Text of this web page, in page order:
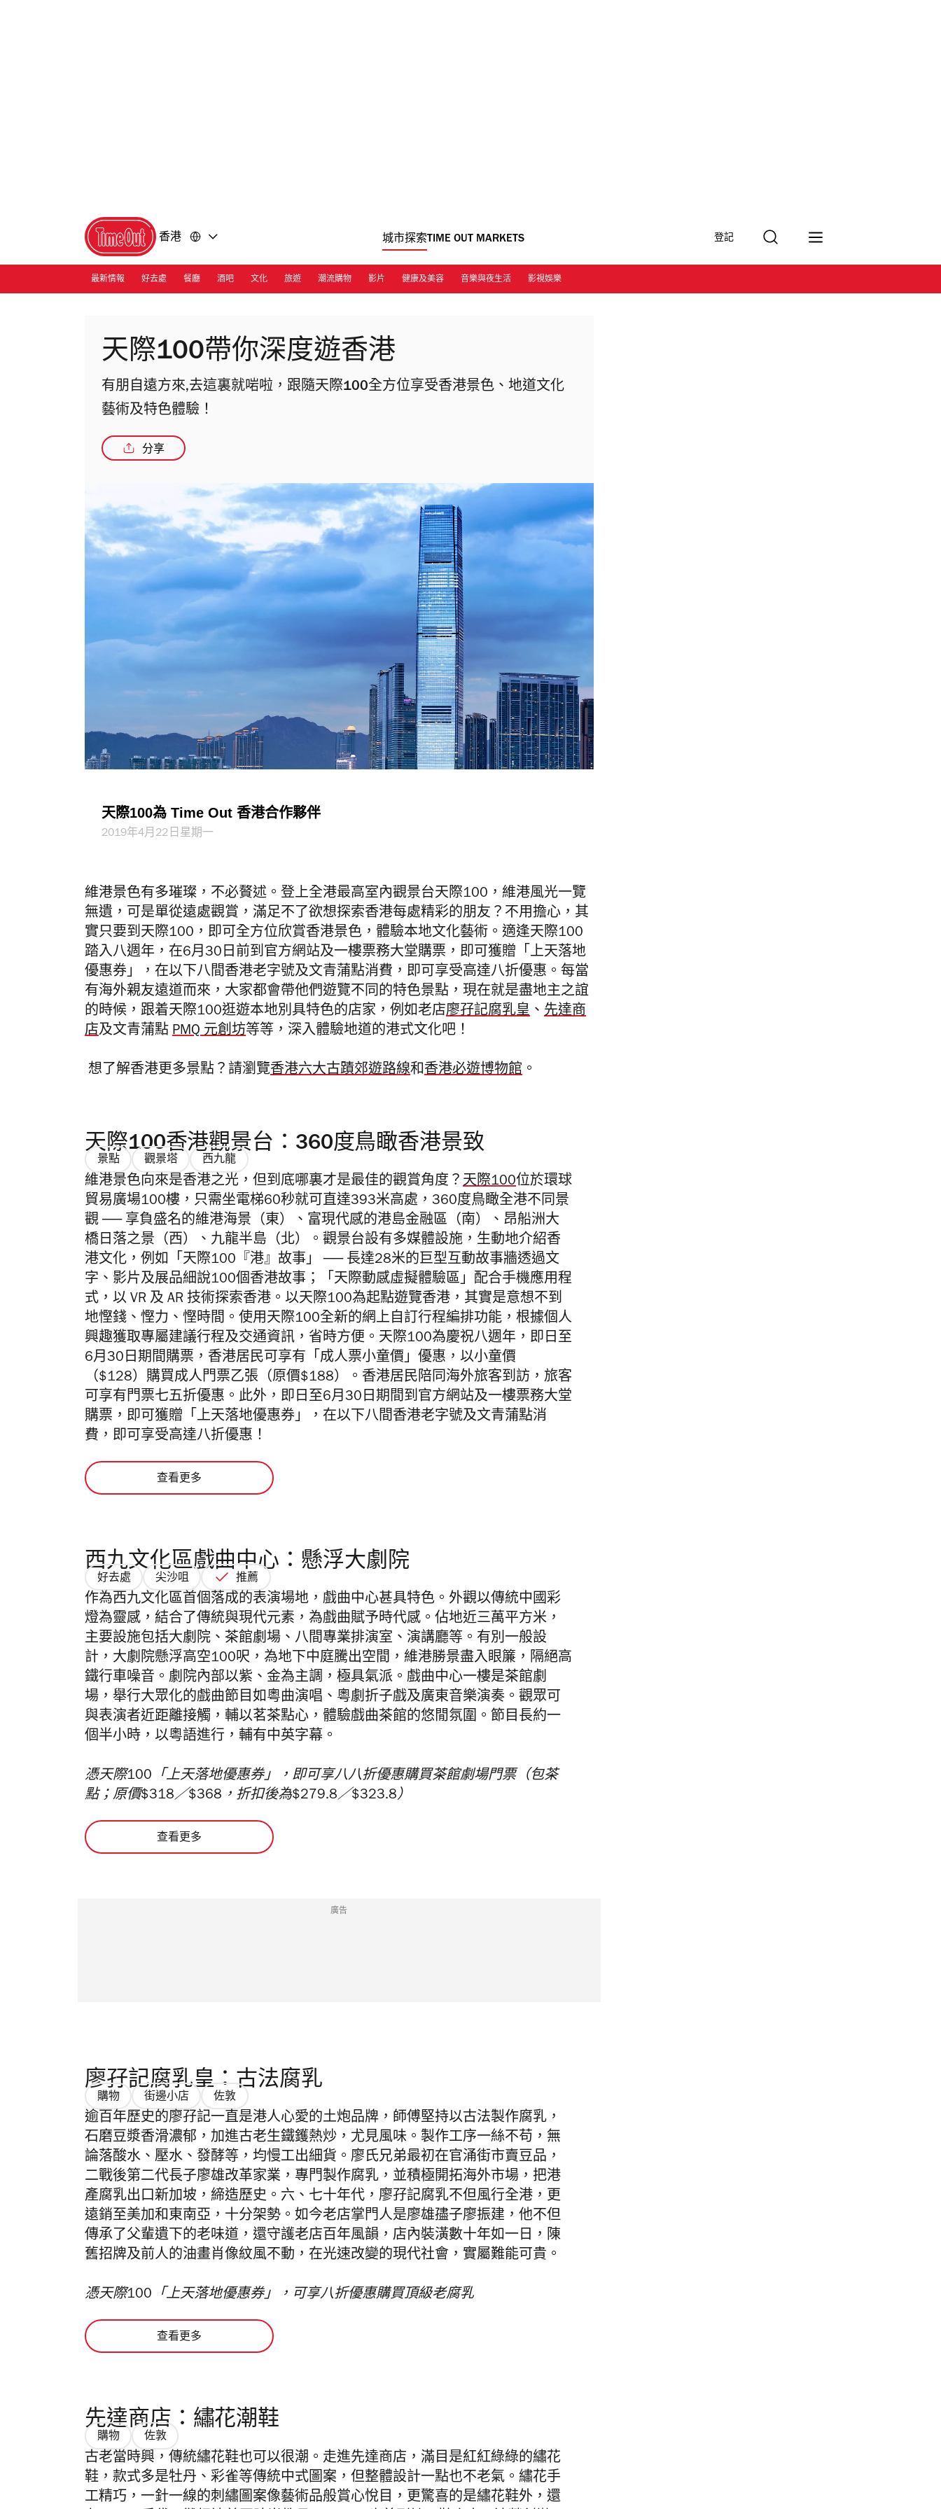
香港 城市探索TIME OUT MARKETS 登記
最新情報 好去處 餐廳 酒吧 文化 旅遊 潮流購物 影片 健康及美容 音樂與夜生活 影視娛樂
天際100帶你深度遊香港
有朋自遠方來,去這裏就啱啦，跟隨天際100全方位享受香港景色、地道文化
藝術及特色體驗！
分享
天際100為 Time Out 香港合作夥伴
2019年4月22日星期一
維港景色有多璀璨，不必贅述。登上全港最高室內觀景台天際100，維港風光一覽
無遺，可是單從遠處觀賞，滿足不了欲想探索香港每處精彩的朋友？不用擔心，其
實只要到天際100，即可全方位欣賞香港景色，體驗本地文化藝術。適逢天際100
踏入八週年，在6月30日前到官方網站及一樓票務大堂購票，即可獲贈「上天落地
優惠券」，在以下八間香港老字號及文青蒲點消費，即可享受高達八折優惠。每當
有海外親友遠道而來，大家都會帶他們遊覽不同的特色景點，現在就是盡地主之誼
的時候，跟着天際100逛遊本地別具特色的店家，例如老店廖孖記腐乳皇 、 先達商
店及文青蒲點 PMQ 元創坊等等，深入體驗地道的港式文化吧！
想了解香港更多景點？請瀏覽香港六大古蹟郊遊路線和香港必遊博物館 。
天際100香港觀景台：360度鳥瞰香港景致
景點 觀景塔 西九龍
維港景色向來是香港之光，但到底哪裏才是最佳的觀賞角度？ 天際100位於環球
貿易廣場100樓，只需坐電梯60秒就可直達393米高處，360度鳥瞰全港不同景
觀 ── 享負盛名的維港海景（東）、富現代感的港島金融區（南）、昂船洲大
橋日落之景（西）、九龍半島（北）。觀景台設有多媒體設施，生動地介紹香
港文化，例如「天際100『港』故事」 ── 長達28米的巨型互動故事牆透過文
字、影片及展品細說100個香港故事；「天際動感虛擬體驗區」配合手機應用程
式，以 VR 及 AR 技術探索香港。以天際100為起點遊覽香港，其實是意想不到
地慳錢、慳力、慳時間。使用天際100全新的網上自訂行程編排功能，根據個人
興趣獲取專屬建議行程及交通資訊，省時方便。天際100為慶祝八週年，即日至
6月30日期間購票，香港居民可享有「成人票小童價」優惠，以小童價
（$128）購買成人門票乙張（原價$188）。香港居民陪同海外旅客到訪，旅客
可享有門票七五折優惠。此外，即日至6月30日期間到官方網站及一樓票務大堂
購票，即可獲贈「上天落地優惠券」，在以下八間香港老字號及文青蒲點消
費，即可享受高達八折優惠！
查看更多
西九文化區戲曲中心：懸浮大劇院
好去處 尖沙咀 推薦
作為西九文化區首個落成的表演場地，戲曲中心甚具特色。外觀以傳統中國彩
燈為靈感，結合了傳統與現代元素，為戲曲賦予時代感。佔地近三萬平方米，
主要設施包括大劇院、茶館劇場、八間專業排演室、演講廳等。有別一般設
計，大劇院懸浮高空100呎，為地下中庭騰出空間，維港勝景盡入眼簾，隔絕高
鐵行車噪音。劇院內部以紫、金為主調，極具氣派。戲曲中心一樓是茶館劇
場，舉行大眾化的戲曲節目如粵曲演唱、粵劇折子戲及廣東音樂演奏。觀眾可
與表演者近距離接觸，輔以茗茶點心，體驗戲曲茶館的悠閒氛圍。節目長約一
個半小時，以粵語進行，輔有中英字幕。
憑天際100「上天落地優惠券」，即可享八八折優惠購買茶館劇場門票（包茶
點；原價$318／$368，折扣後為$279.8／$323.8）
查看更多
廣告
廖孖記腐乳皇：古法腐乳
購物 街邊小店 佐敦
逾百年歷史的廖孖記一直是港人心愛的土炮品牌，師傅堅持以古法製作腐乳，
石磨豆漿香滑濃郁，加進古老生鐵鑊熱炒，尤見風味。製作工序一絲不苟，無
論落酸水、壓水、發酵等，均慢工出細貨。廖氏兄弟最初在官涌街市賣豆品，
二戰後第二代長子廖雄改革家業，專門製作腐乳，並積極開拓海外市場，把港
產腐乳出口新加坡，締造歷史。六、七十年代，廖孖記腐乳不但風行全港，更
遠銷至美加和東南亞，十分架勢。如今老店掌門人是廖雄孻子廖振建，他不但
傳承了父輩遺下的老味道，還守護老店百年風韻，店內裝潢數十年如一日，陳
舊招牌及前人的油畫肖像紋風不動，在光速改變的現代社會，實屬難能可貴。
憑天際100「上天落地優惠券」，可享八折優惠購買頂級老腐乳
查看更多
先達商店：繡花潮鞋
購物 佐敦
古老當時興，傳統繡花鞋也可以很潮。走進先達商店，滿目是紅紅綠綠的繡花
鞋，款式多是牡丹、彩雀等傳統中式圖案，但整體設計一點也不老氣。繡花手
工精巧，一針一線的刺繡圖案像藝術品般賞心悅目，更驚喜的是繡花鞋外，還